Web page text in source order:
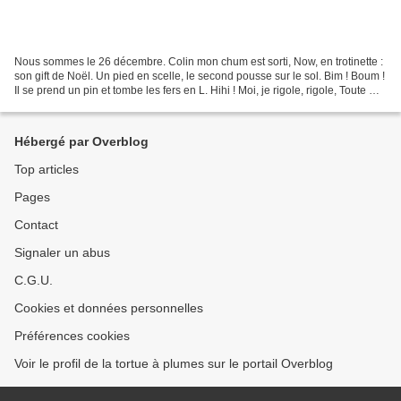
Nous sommes le 26 décembre. Colin mon chum est sorti, Now, en trotinette :
son gift de Noël. Un pied en scelle, le second pousse sur le sol. Bim ! Boum !
Il se prend un pin et tombe les fers en L. Hihi ! Moi, je rigole, rigole, Toute my
Hébergé par Overblog
Top articles
Pages
Contact
Signaler un abus
C.G.U.
Cookies et données personnelles
Préférences cookies
Voir le profil de la tortue à plumes sur le portail Overblog